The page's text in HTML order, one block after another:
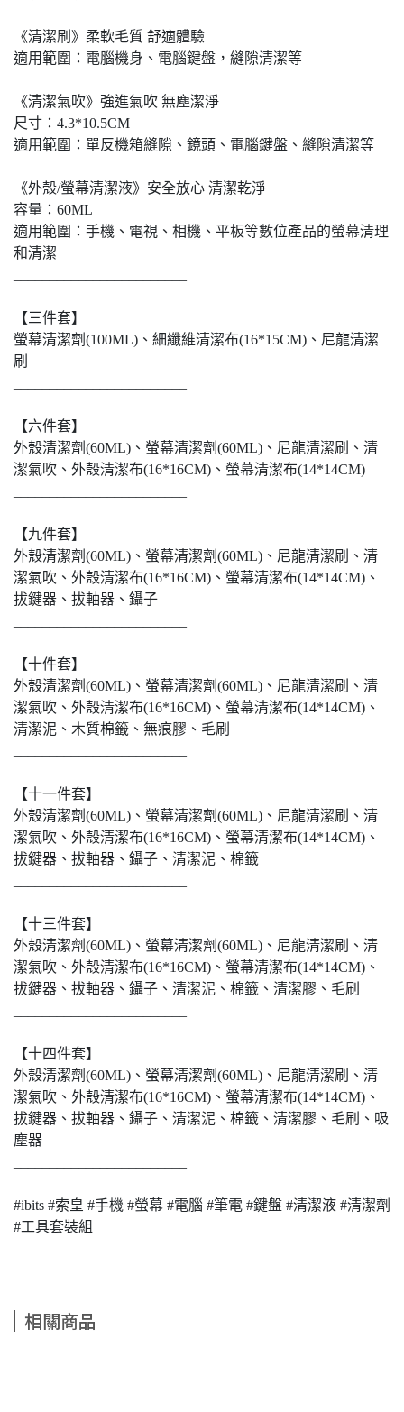
《清潔刷》柔軟毛質 舒適體驗
適用範圍：電腦機身、電腦鍵盤，縫隙清潔等
《清潔氣吹》強進氣吹 無塵潔淨
尺寸：4.3*10.5CM
適用範圍：單反機箱縫隙、鏡頭、電腦鍵盤、縫隙清潔等
《外殼/螢幕清潔液》安全放心 清潔乾淨
容量：60ML
適用範圍：手機、電視、相機、平板等數位產品的螢幕清理
和清潔
【三件套】
螢幕清潔劑(100ML)、細纖維清潔布(16*15CM)、尼龍清潔
刷
【六件套】
外殼清潔劑(60ML)、螢幕清潔劑(60ML)、尼龍清潔刷、清
潔氣吹、外殼清潔布(16*16CM)、螢幕清潔布(14*14CM)
【九件套】
外殼清潔劑(60ML)、螢幕清潔劑(60ML)、尼龍清潔刷、清
潔氣吹、外殼清潔布(16*16CM)、螢幕清潔布(14*14CM)、
拔鍵器、拔軸器、鑷子
【十件套】
外殼清潔劑(60ML)、螢幕清潔劑(60ML)、尼龍清潔刷、清
潔氣吹、外殼清潔布(16*16CM)、螢幕清潔布(14*14CM)、
清潔泥、木質棉籤、無痕膠、毛刷
【十一件套】
外殼清潔劑(60ML)、螢幕清潔劑(60ML)、尼龍清潔刷、清
潔氣吹、外殼清潔布(16*16CM)、螢幕清潔布(14*14CM)、
拔鍵器、拔軸器、鑷子、清潔泥、棉籤
【十三件套】
外殼清潔劑(60ML)、螢幕清潔劑(60ML)、尼龍清潔刷、清
潔氣吹、外殼清潔布(16*16CM)、螢幕清潔布(14*14CM)、
拔鍵器、拔軸器、鑷子、清潔泥、棉籤、清潔膠、毛刷
【十四件套】
外殼清潔劑(60ML)、螢幕清潔劑(60ML)、尼龍清潔刷、清
潔氣吹、外殼清潔布(16*16CM)、螢幕清潔布(14*14CM)、
拔鍵器、拔軸器、鑷子、清潔泥、棉籤、清潔膠、毛刷、吸
塵器
#ibits #索皇 #手機 #螢幕 #電腦 #筆電 #鍵盤 #清潔液 #清潔劑
#工具套裝組
相關商品